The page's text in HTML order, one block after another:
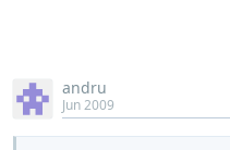
andru
Jun 2009